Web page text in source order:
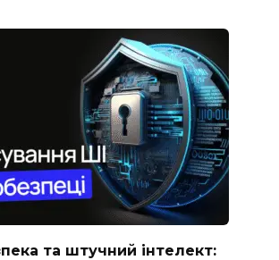
та штучний інтелект: